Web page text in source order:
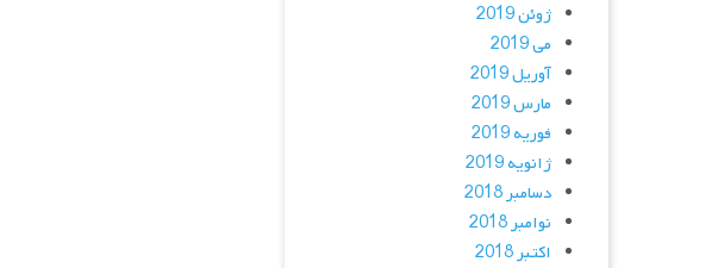
ژوئن 2019
می 2019
آوریل 2019
مارس 2019
فوریه 2019
ژانویه 2019
دسامبر 2018
نوامبر 2018
اکتبر 2018